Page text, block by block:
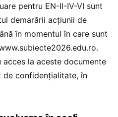
pentru EN-II-IV-VI sunt
demarării acțiunii de
în momentul în care sunt
acces la aceste documente
de confidențialitate, în